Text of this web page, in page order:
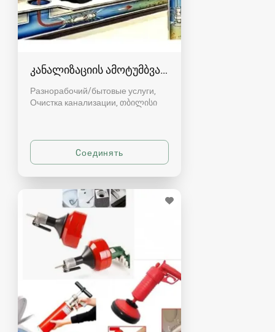
კანალიზაციის ამოტუმბვა, გაწმენდა
Разнорабочий/бытовые услуги,
Очистка канализации თბილისი